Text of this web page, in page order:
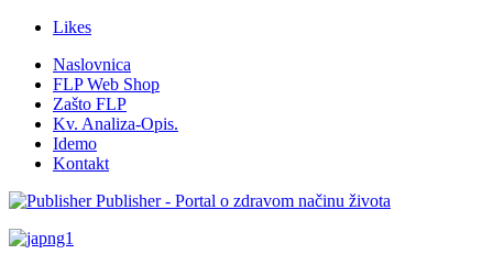
Likes
Naslovnica
FLP Web Shop
Zašto FLP
Kv. Analiza-Opis.
Idemo
Kontakt
Publisher - Portal o zdravom načinu života